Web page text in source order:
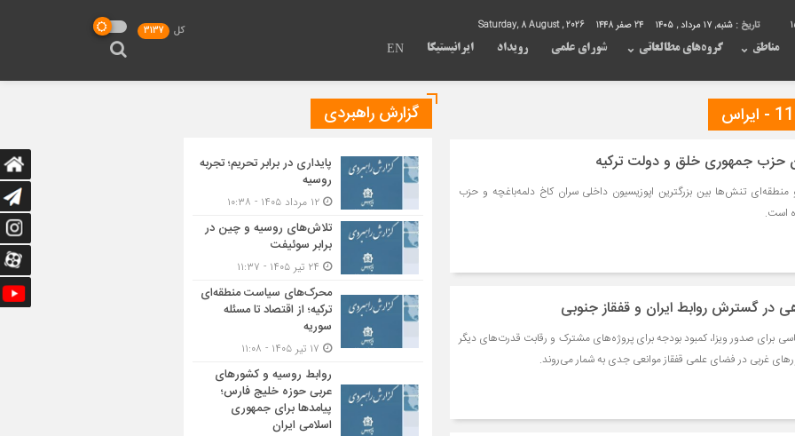
تاریخ : شنبه, ۱۷ مرداد , ۱۴۰۵ 24 صفر 1448
مناطق گروه‌های مطالعاتی شورای علمی رویداد ایرانیستیکا EN
کل 3137
حزب جمهوری خلق و دولت ترکیه
منطقه‌ای تنش‌ها بین بزرگترین اپوزیسیون داخلی سران کاخ دلمه‌باغچه و حزب
است.
در گسترش روابط ایران و قفقاز جنوبی
برای صدور ویزا، کمبود بودجه برای پروژه‌های مشترک و رقابت قدرت‌های دیگر
غربی در فضای علمی قفقاز موانعی جدی به شمار می‌روند.
گزارش راهبردی
پایداری در برابر تحریم؛ تجربه
روسیه
تلاش‌های روسیه و چین در
برابر سوئیفت
محرک‌های سیاست منطقه‌‎ای
ترکیه؛ از اقتصاد تا مسئله
سوریه
روابط روسیه و کشورهای
عربی حوزه خلیج فارس؛
پیامدها برای جمهوری
اسلامی ایران